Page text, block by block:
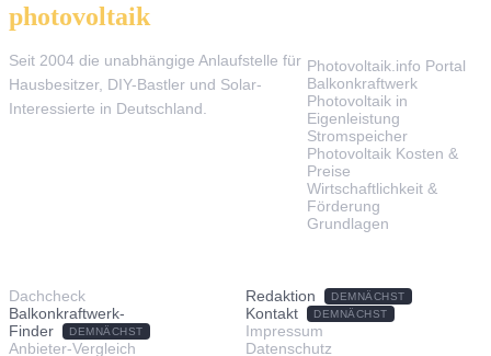
photovoltaik
Seit 2004 die unabhängige Anlaufstelle für
Hausbesitzer, DIY-Bastler und Solar-
Interessierte in Deutschland.
Photovoltaik.info Portal
Balkonkraftwerk
Photovoltaik in
Eigenleistung
Stromspeicher
Photovoltaik Kosten &
Preise
Wirtschaftlichkeit &
Förderung
Grundlagen
Dachcheck
Balkonkraftwerk-
Finder
DEMNÄCHST
Anbieter-Vergleich
Redaktion DEMNÄCHST
Kontakt DEMNÄCHST
Impressum
Datenschutz